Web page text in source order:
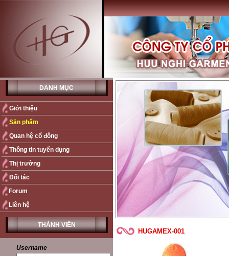
DANH MỤC
Giới thiệu
Sản phẩm
Quan hệ cổ đông
Thông tin tuyển dụng
Thị trường
Đối tác
Forum
Liên hệ
THÀNH VIÊN
Username
HUGAMEX-001